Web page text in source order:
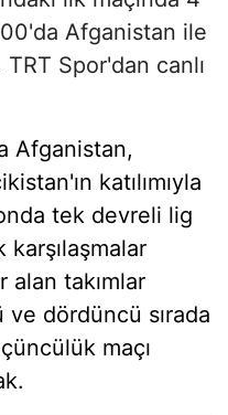
Afganistan ile
Spor'dan canlı
Afganistan,
katılımıyla
tek devreli lig
alan takımlar
dördüncü sırada
maçı